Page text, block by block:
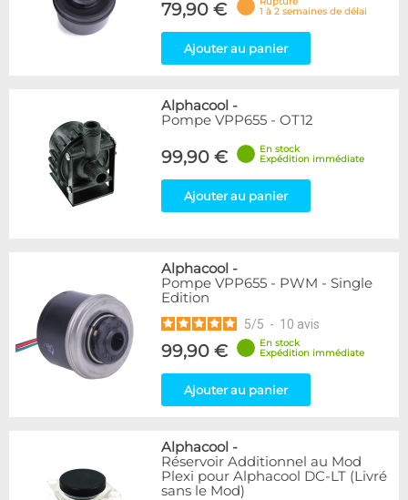
79,90 €
1 à 2 semaines de délai
Ajouter au panier
Alphacool -
Pompe VPP655 - OT12
99,90 €
En stock
Expédition immédiate
Ajouter au panier
Alphacool -
Pompe VPP655 - PWM - Single
Edition
5/5 - 10 avis
99,90 €
En stock
Expédition immédiate
Ajouter au panier
Alphacool -
Réservoir Additionnel au Mod
Plexi pour Alphacool DC-LT (Livré
sans le Mod)